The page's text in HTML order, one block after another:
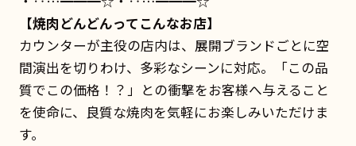
【焼肉どんどんってこんなお店】
カウンターが主役の店内は、展開ブランドごとに空
間演出を切りわけ、多彩なシーンに対応。「この品
質でこの価格！？」との衝撃をお客様へ与えること
を使命に、良質な焼肉を気軽にお楽しみいただけま
す。